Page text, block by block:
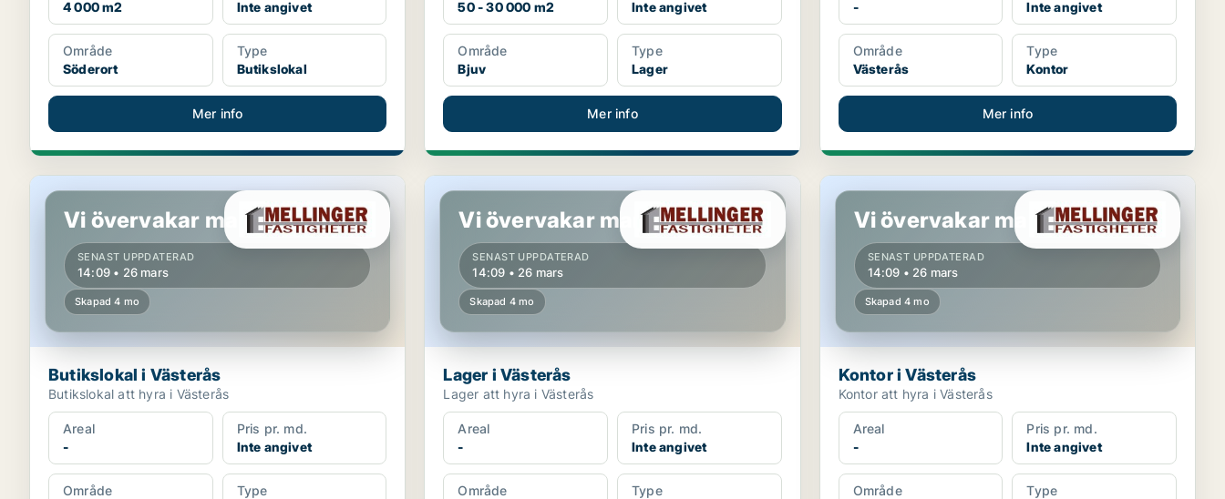
4 000 m2
Inte angivet
Område
Söderort
Type
Butikslokal
Mer info
50 - 30 000 m2
Inte angivet
Område
Bjuv
Type
Lager
Mer info
-
Inte angivet
Område
Västerås
Type
Kontor
Mer info
Butikslokal i Västerås
Vi övervakar marknaden!
SENAST UPPDATERAD
14:09 • 26 mars
Skapad 4 mo
Butikslokal i Västerås
Butikslokal att hyra i Västerås
Areal
-
Pris pr. md.
Inte angivet
Område
Type
Lager i Västerås
Vi övervakar marknaden!
SENAST UPPDATERAD
14:09 • 26 mars
Skapad 4 mo
Lager i Västerås
Lager att hyra i Västerås
Areal
-
Pris pr. md.
Inte angivet
Område
Type
Kontor i Västerås
Vi övervakar marknaden!
SENAST UPPDATERAD
14:09 • 26 mars
Skapad 4 mo
Kontor i Västerås
Kontor att hyra i Västerås
Areal
-
Pris pr. md.
Inte angivet
Område
Type